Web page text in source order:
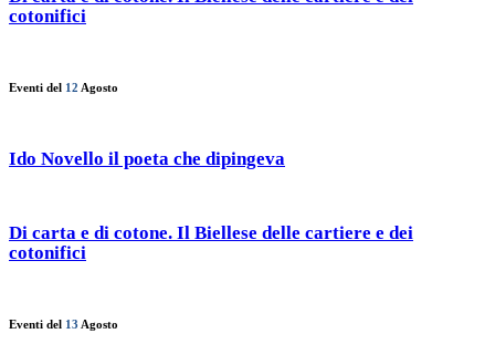
cotonifici
Eventi del 12 Agosto
Ido Novello il poeta che dipingeva
Di carta e di cotone. Il Biellese delle cartiere e dei
cotonifici
Eventi del 13 Agosto